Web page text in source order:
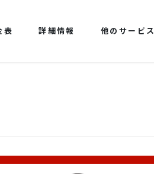
表 詳細情報 他のサービス